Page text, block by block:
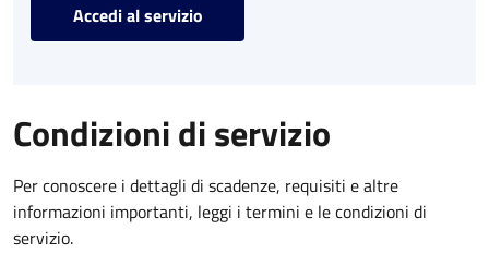
Accedi al servizio
Condizioni di servizio
Per conoscere i dettagli di scadenze, requisiti e altre
informazioni importanti, leggi i termini e le condizioni di
servizio.